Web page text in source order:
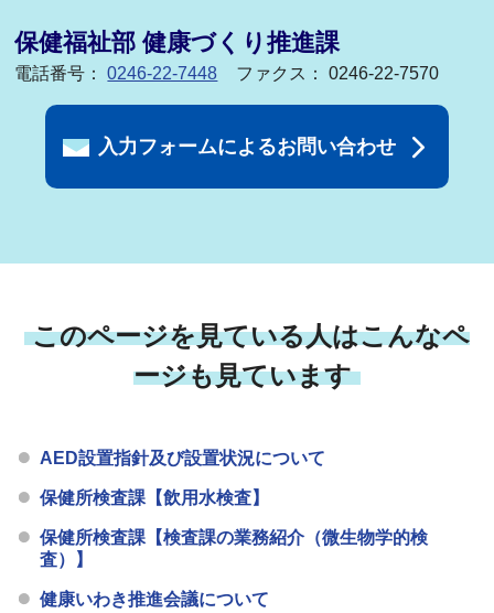
保健福祉部 健康づくり推進課
電話番号：0246-22-7448 ファクス： 0246-22-7570
入力フォームによるお問い合わせ
このページを見ている人はこんなペ
ージも見ています
AED設置指針及び設置状況について
保健所検査課【飲用水検査】
保健所検査課【検査課の業務紹介（微生物学的検
査）】
健康いわき推進会議について